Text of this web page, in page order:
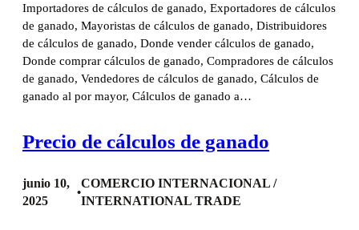
Importadores de cálculos de ganado, Exportadores de cálculos
de ganado, Mayoristas de cálculos de ganado, Distribuidores
de cálculos de ganado, Donde vender cálculos de ganado,
Donde comprar cálculos de ganado, Compradores de cálculos
de ganado, Vendedores de cálculos de ganado, Cálculos de
ganado al por mayor, Cálculos de ganado a…
Precio de cálculos de ganado
junio 10,
2025
•
COMERCIO INTERNACIONAL /
INTERNATIONAL TRADE